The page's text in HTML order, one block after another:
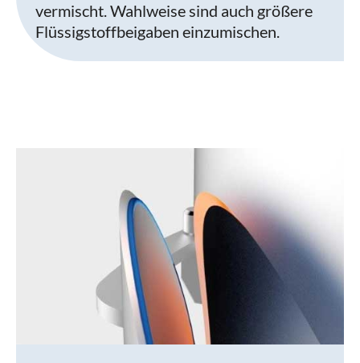
vermischt. Wahlweise sind auch größere
Flüssigstoffbeigaben einzumischen.